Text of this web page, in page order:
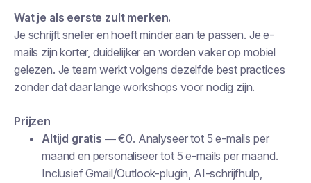
Wat je als eerste zult merken.
Je schrijft sneller en hoeft minder aan te passen. Je e-
mails zijn korter, duidelijker en worden vaker op mobiel
gelezen. Je team werkt volgens dezelfde best practices
zonder dat daar lange workshops voor nodig zijn.
Prijzen
Altijd gratis — €0. Analyseer tot 5 e-mails per
maand en personaliseer tot 5 e-mails per maand.
Inclusief Gmail/Outlook-plugin, AI-schrijfhulp,